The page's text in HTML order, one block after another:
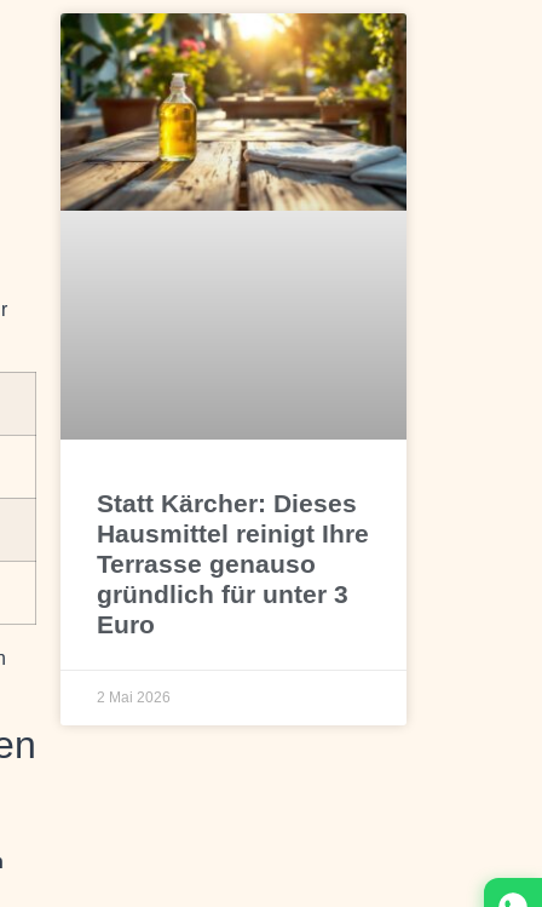
Statt Kärcher: Dieses
Hausmittel reinigt Ihre
Terrasse genauso
gründlich für unter 3
Euro
2 Mai 2026